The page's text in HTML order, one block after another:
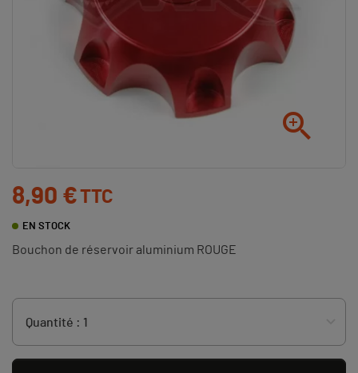

8,90 €TTC
EN STOCK
Bouchon de réservoir aluminium ROUGE